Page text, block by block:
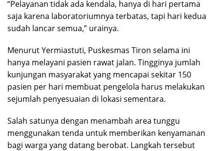
“Pelayanan tidak ada kendala, hanya di hari pertama
saja karena laboratoriumnya terbatas, tapi hari kedua
sudah lancar semua,” urainya.
Menurut Yermiastuti, Puskesmas Tiron selama ini
hanya melayani pasien rawat jalan. Tingginya jumlah
kunjungan masyarakat yang mencapai sekitar 150
pasien per hari membuat pengelola harus melakukan
sejumlah penyesuaian di lokasi sementara.
Salah satunya dengan menambah area tunggu
menggunakan tenda untuk memberikan kenyamanan
bagi warga yang datang berobat. Langkah tersebut